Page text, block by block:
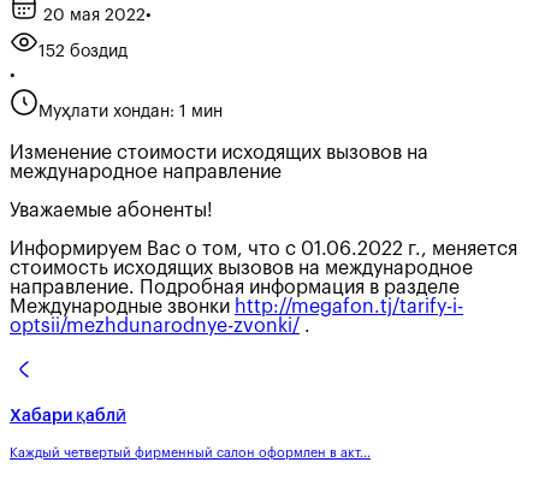
20 мая 2022•
152 боздид
•
Муҳлати хондан: 1 мин
Изменение стоимости исходящих вызовов на
международное направление
Уважаемые абоненты!
Информируем Вас о том, что с 01.06.2022 г., меняется
стоимость исходящих вызовов на международное
направление. Подробная информация в разделе
Международные звонки http://megafon.tj/tarify-i-
optsii/mezhdunarodnye-zvonki/ .
Хабари қаблӣ
Каждый четвертый фирменный салон оформлен в акт...